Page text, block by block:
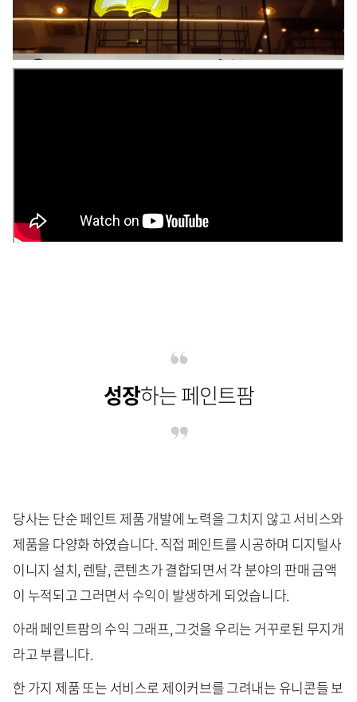
성장하는 페인트팜
당사는 단순 페인트 제품 개발에 노력을 그치지 않고 서비스와
제품을 다양화 하였습니다. 직접 페인트를 시공하며 디지털사
이니지 설치, 렌탈, 콘텐츠가 결합되면서 각 분야의 판매 금액
이 누적되고 그러면서 수익이 발생하게 되었습니다.
아래 페인트팜의 수익 그래프, 그것을 우리는 거꾸로된 무지개
라고 부릅니다.
한 가지 제품 또는 서비스로 제이커브를 그려내는 유니콘들 보